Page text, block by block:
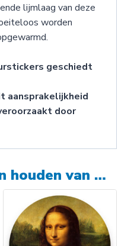
lijmlaag van deze
worden
geschiedt
aansprakelijkheid
door
houden van …